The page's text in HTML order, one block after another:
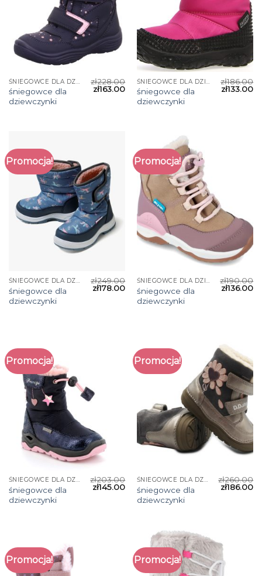
ŚNIEGOWCE DLA DZIEWCZYNKI
śniegowce dla
dziewczynki
zł228.00
zł163.00
ŚNIEGOWCE DLA DZIEWCZYNKI
śniegowce dla
dziewczynki
zł186.00
zł133.00
Promocja!
ŚNIEGOWCE DLA DZIEWCZYNKI
śniegowce dla
dziewczynki
zł249.00
zł178.00
Promocja!
ŚNIEGOWCE DLA DZIEWCZYNKI
śniegowce dla
dziewczynki
zł190.00
zł136.00
Promocja!
ŚNIEGOWCE DLA DZIEWCZYNKI
śniegowce dla
dziewczynki
zł203.00
zł145.00
Promocja!
ŚNIEGOWCE DLA DZIEWCZYNKI
śniegowce dla
dziewczynki
zł260.00
zł186.00
Promocja! Promocja!